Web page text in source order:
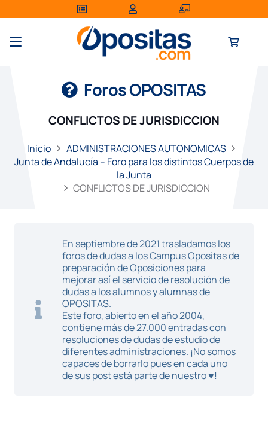
Foros OPOSITAS
CONFLICTOS DE JURISDICCION
Inicio
ADMINISTRACIONES AUTONOMICAS
Junta de Andalucía – Foro para los distintos Cuerpos de
la Junta
CONFLICTOS DE JURISDICCION
En septiembre de 2021 trasladamos los
foros de dudas a los Campus Opositas de
preparación de Oposiciones para
mejorar así el servicio de resolución de
dudas a los alumnos y alumnas de
OPOSITAS.
Este foro, abierto en el año 2004,
contiene más de 27.000 entradas con
resoluciones de dudas de estudio de
diferentes administraciones. ¡No somos
capaces de borrarlo pues en cada uno
de sus post está parte de nuestro ♥!